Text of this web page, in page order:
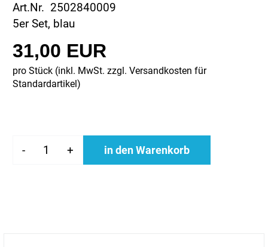
Art.Nr. 2502840009
5er Set, blau
31,00 EUR
pro Stück (inkl. MwSt. zzgl. Versandkosten für
Standardartikel )
- + in den Warenkorb